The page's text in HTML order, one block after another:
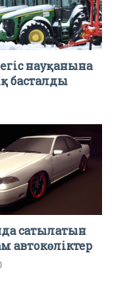
науқанына
басталды
сатылатын
автокөліктер